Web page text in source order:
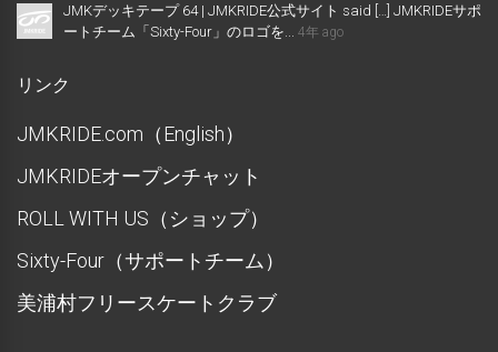
JMKデッキテープ 64 | JMKRIDE公式サイト said […] JMKRIDEサポ
ートチーム「Sixty-Four」のロゴを...
4年 ago
リンク
JMKRIDE.com（English）
JMKRIDEオープンチャット
ROLL WITH US（ショップ）
Sixty-Four（サポートチーム）
美浦村フリースケートクラブ